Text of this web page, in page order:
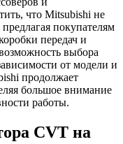
что Mitsubishi не
покупателям
передач и
выбора
от модели и
продолжает
большое внимание
работы.
CVT на